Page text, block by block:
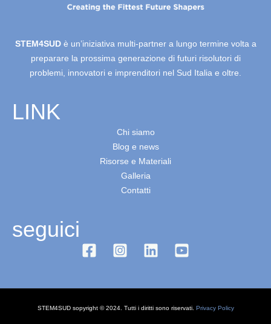
STEM4SUDè un’iniziativa multi-partner a lungo termine volta a
preparare la prossima generazione di futuri risolutori di
problemi, innovatori e imprenditori nel Sud Italia e oltre.
LINK
Chi siamo
Blog e news
Risorse e Materiali
Galleria
Contatti
seguici
STEM4SUD sopyright © 2024. Tutti i diritti sono riservati. Privacy Policy